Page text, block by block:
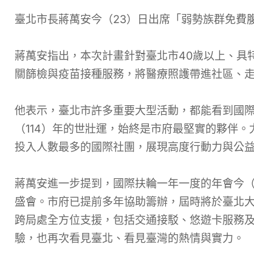
臺北市長蔣萬安今（23）日出席「弱勢族群免費
蔣萬安指出，本次計畫針對臺北市40歲以上、具
關篩檢與疫苗接種服務，將醫療照護帶進社區、
他表示，臺北市許多重要大型活動，都能看到國
（114）年的世壯運，始終是市府最堅實的夥伴
投入人數最多的國際社團，展現高度行動力與公
蔣萬安進一步提到，國際扶輪一年一度的年會今
盛會。市府已提前多年協助籌辦，屆時將於臺北
跨局處全方位支援，包括交通接駁、悠遊卡服務
驗，也再次看見臺北、看見臺灣的熱情與實力。